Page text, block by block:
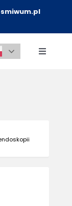
Toggle